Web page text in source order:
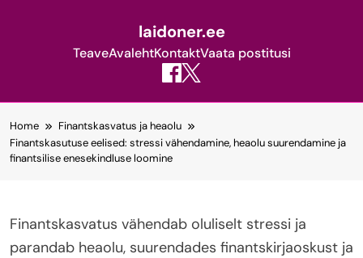
laidoner.ee
TeaveAvalehtKontaktVaata postitusi
to
content
Home
Finantskasvatus ja heaolu
Finantskasutuse eelised: stressi vähendamine, heaolu suurendamine ja
finantsilise enesekindluse loomine
Finantskasvatus vähendab oluliselt stressi ja
parandab heaolu, suurendades finantskirjaoskust ja